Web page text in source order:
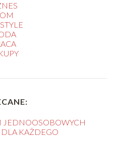
JEDNOOSOBOWYCH
KAŻDEGO